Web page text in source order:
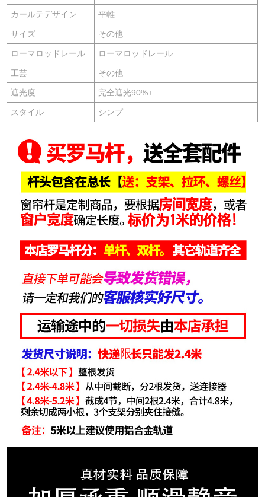
カールテデザイン 平帷
サイズ その他
ローマロッドレール ローマロッドレール
工芸 その他
遮光度 完全遮光90%+
スタイル シンプ